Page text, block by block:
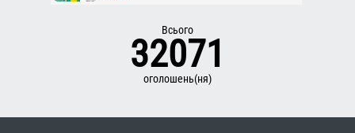
Всього
32071
оголошень(ня)